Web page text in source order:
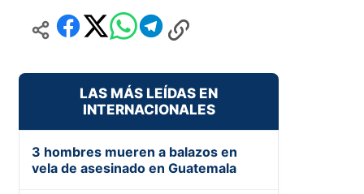
LAS MÁS LEÍDAS EN
INTERNACIONALES
3 hombres mueren a balazos en
vela de asesinado en Guatemala